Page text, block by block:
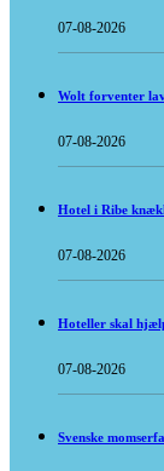
07-08-2026
Wolt forventer
07-08-2026
Hotel i Ribe
07-08-2026
Hoteller skal
07-08-2026
Svenske